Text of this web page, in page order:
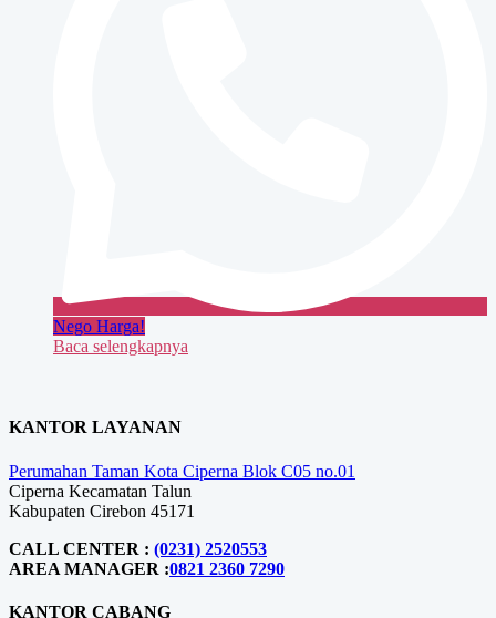
Nego Harga!
Baca selengkapnya
KANTOR LAYANAN
Perumahan Taman Kota Ciperna Blok C05 no.01
Ciperna Kecamatan Talun
Kabupaten Cirebon 45171
CALL CENTER : (0231) 2520553
AREA MANAGER :0821 2360 7290
KANTOR CABANG